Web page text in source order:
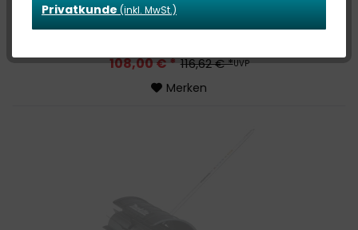
116,62 € *UVP
108,00 € *
Merken
Privatkunde (inkl. MwSt.)